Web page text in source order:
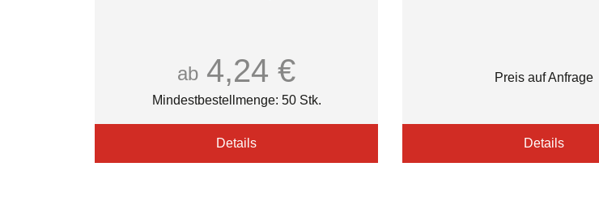
ab 4,24 €
Mindestbestellmenge: 50 Stk.
Details
Preis auf Anfrage
Details